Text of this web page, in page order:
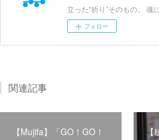
立った“祈り”そのもの。
フォロー
関連記事
【Mujifa】「GO！GO！
【